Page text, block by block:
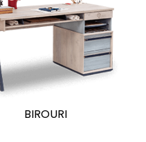
BIROURI